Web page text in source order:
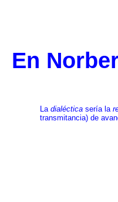
En
La dialéctica sería la
transmitancia) de